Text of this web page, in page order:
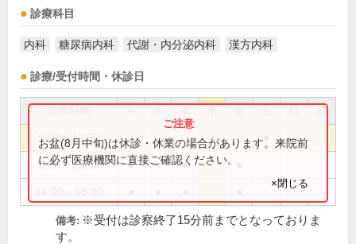
診療科目
内科 糖尿病内科 代謝・内分泌内科 漢方内科
診療/受付時間・休診日
祝
9:00～12:30 ●
9:00～13:00 ● ● ●
お盆(8月中旬)は休診・休業の場合があります。来院前
に必ず医療機関に直接ご確認ください。
×閉じる
備考: ※受付は診察終了15分前までとなっておりま
す。